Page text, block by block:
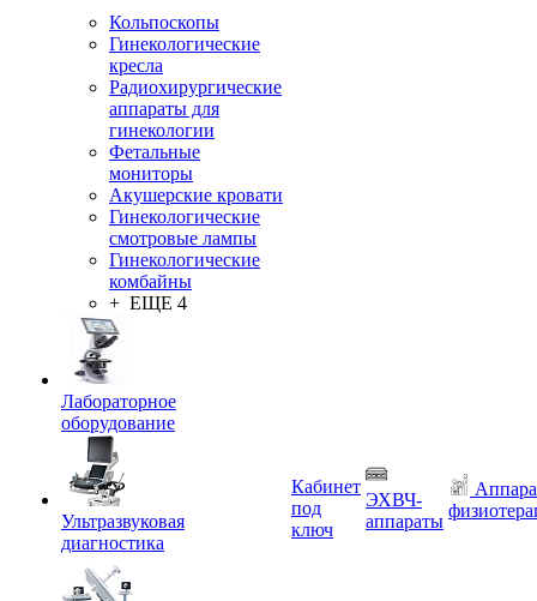
Кольпоскопы
Гинекологические
кресла
Радиохирургические
аппараты для
гинекологии
Фетальные
мониторы
Акушерские кровати
Гинекологические
смотровые лампы
Гинекологические
комбайны
+ ЕЩЕ 4
Лабораторное
оборудование
Ультразвуковая
диагностика
Кабинет
под
ключ
ЭХВЧ-
аппараты